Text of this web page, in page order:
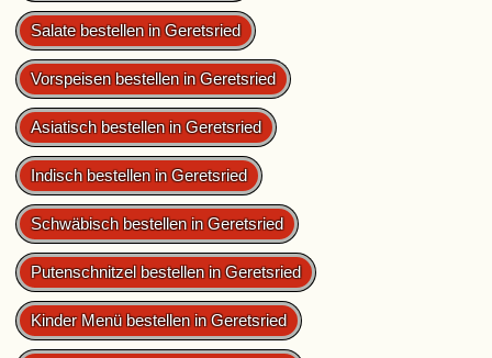
Salate bestellen in Geretsried
Vorspeisen bestellen in Geretsried
Asiatisch bestellen in Geretsried
Indisch bestellen in Geretsried
Schwäbisch bestellen in Geretsried
Putenschnitzel bestellen in Geretsried
Kinder Menü bestellen in Geretsried